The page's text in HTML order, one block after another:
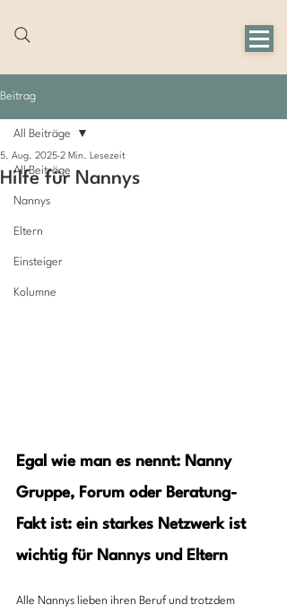
Beitrag
All Beiträge
Nannys
Eltern
Einsteiger
Kolumne
All Beiträge
Hilfe für Nannys
5. Aug. 2025 2 Min. Lesezeit
Egal wie man es nennt: Nanny
Gruppe, Forum oder Beratung-
Fakt ist: ein starkes Netzwerk ist
wichtig für Nannys und Eltern
Alle Nannys lieben ihren Beruf und trotzdem